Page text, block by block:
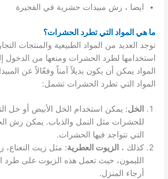
ايضا ، رش مبيدات حشرية في الفجيرة
ما هي المواد التي تطرد الحشرات؟
توجد العديد من المواد الطبيعية والمنتجات
استخدامها لطرد الحشرات ومنعها من الدخول
المواد يمكن أن يكون بديلاً آمناً وفعّالاً عن
المواد التي تطرد الحشرات تشمل:
الخل: يمكن استخدام الخل الأبيض أو خل
للحشرات مثل النمل والذباب. يمكن رش
التي تتواجد فيها الحشرات.
كذلك ، الزيوت العطرية: مثل زيت النعناع،
الليمون، حيث تعمل هذه الزيوت على
أرجاء المنزل.